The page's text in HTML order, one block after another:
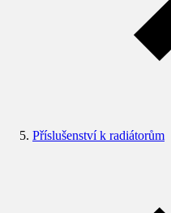
Příslušenství k radiátorům